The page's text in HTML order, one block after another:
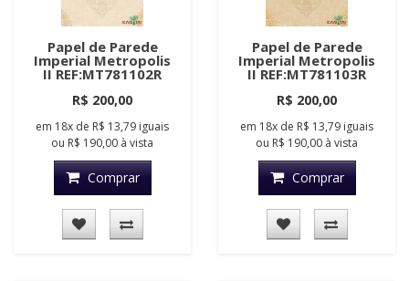
Papel de Parede
Imperial Metropolis
II REF:MT781102R
R$ 200,00
em 18x de R$ 13,79 iguais
ou R$ 190,00 à vista
Comprar
Papel de Parede
Imperial Metropolis
II REF:MT781103R
R$ 200,00
em 18x de R$ 13,79 iguais
ou R$ 190,00 à vista
Comprar